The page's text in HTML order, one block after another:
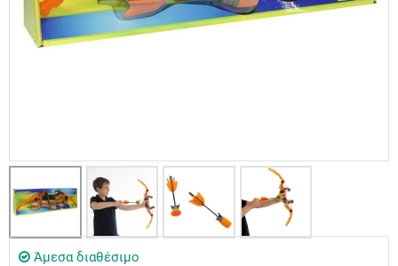
Άμεσα διαθέσιμο